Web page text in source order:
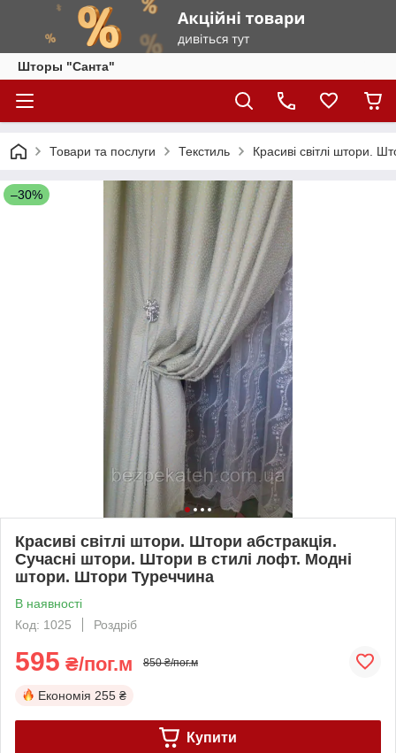
Шторы "Санта"
Товари та послуги Текстиль Красиві світлі штори.
–30%
Красиві світлі штори. Штори абстракція.
Сучасні штори. Штори в стилі лофт. Модні
штори. Штори Туреччина
В наявності
Код: 1025
Роздріб
595 ₴/пог.м 850 ₴/пог.м
Економія 255 ₴
Купити